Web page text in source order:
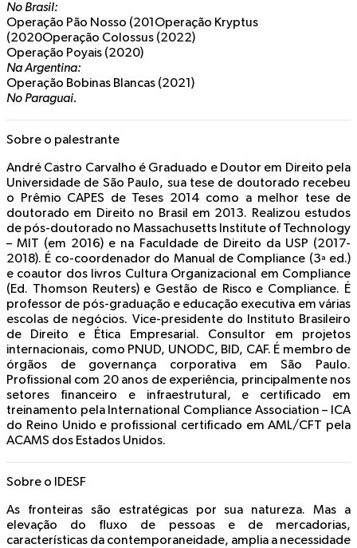
No Brasil:
Operação Pão Nosso (201Operação Kryptus
(2020Operação Colossus (2022)
Operação Poyais (2020)
Na Argentina:
Operação Bobinas Blancas (2021)
No Paraguai.
Sobre o palestrante
André Castro Carvalho é Graduado e Doutor em Direito pela
Universidade de São Paulo, sua tese de doutorado recebeu
o Prêmio CAPES de Teses 2014 como a melhor tese de
doutorado em Direito no Brasil em 2013. Realizou estudos
de pós-doutorado no Massachusetts Institute of Technology
– MIT (em 2016) e na Faculdade de Direito da USP (2017-
2018). É co-coordenador do Manual de Compliance (3ª ed.)
e coautor dos livros Cultura Organizacional em Compliance
(Ed. Thomson Reuters) e Gestão de Risco e Compliance. É
professor de pós-graduação e educação executiva em várias
escolas de negócios. Vice-presidente do Instituto Brasileiro
de Direito e Ética Empresarial. Consultor em projetos
internacionais, como PNUD, UNODC, BID, CAF. É membro de
órgãos de governança corporativa em São Paulo.
Profissional com 20 anos de experiência, principalmente nos
setores financeiro e infraestrutural, e certificado em
treinamento pela International Compliance Association – ICA
do Reino Unido e profissional certificado em AML/CFT pela
ACAMS dos Estados Unidos.
Sobre o IDESF
As fronteiras são estratégicas por sua natureza. Mas a
elevação do fluxo de pessoas e de mercadorias,
características da contemporaneidade, amplia a necessidade